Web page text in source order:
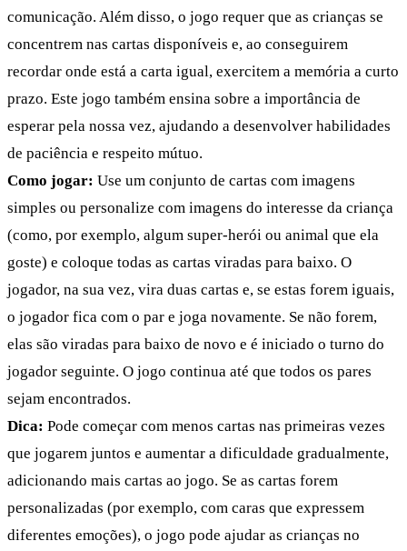
comunicação. Além disso, o jogo requer que as crianças se
concentrem nas cartas disponíveis e, ao conseguirem
recordar onde está a carta igual, exercitem a memória a curto
prazo. Este jogo também ensina sobre a importância de
esperar pela nossa vez, ajudando a desenvolver habilidades
de paciência e respeito mútuo.
Como jogar: Use um conjunto de cartas com imagens
simples ou personalize com imagens do interesse da criança
(como, por exemplo, algum super-herói ou animal que ela
goste) e coloque todas as cartas viradas para baixo. O
jogador, na sua vez, vira duas cartas e, se estas forem iguais,
o jogador fica com o par e joga novamente. Se não forem,
elas são viradas para baixo de novo e é iniciado o turno do
jogador seguinte. O jogo continua até que todos os pares
sejam encontrados.
Dica: Pode começar com menos cartas nas primeiras vezes
que jogarem juntos e aumentar a dificuldade gradualmente,
adicionando mais cartas ao jogo. Se as cartas forem
personalizadas (por exemplo, com caras que expressem
diferentes emoções), o jogo pode ajudar as crianças no